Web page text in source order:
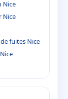
Nice
Nice
fuites Nice